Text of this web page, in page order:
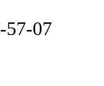
57-07